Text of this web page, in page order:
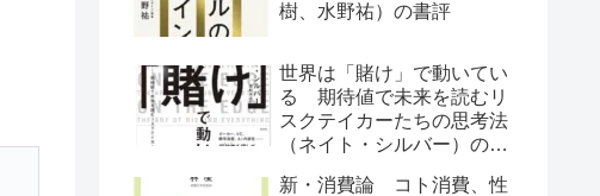
樹、水野祐）の書評
世界は「賭け」で動いてい
る 期待値で未来を読むリ
スクテイカーたちの思考法
（ネイト・シルバー）の書
新・消費論 コト消費、性